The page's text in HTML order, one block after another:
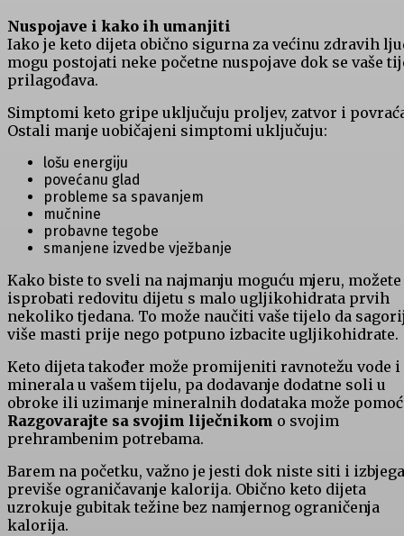
Nuspojave i kako ih umanjiti
Iako je keto dijeta obično sigurna za većinu zdravih
mogu postojati neke početne nuspojave dok se vaše
prilagođava.
Simptomi keto gripe uključuju proljev, zatvor i
Ostali manje uobičajeni simptomi uključuju:
lošu energiju
povećanu glad
probleme sa spavanjem
mučnine
probavne tegobe
smanjene izvedbe vježbanje
Kako biste to sveli na najmanju moguću mjeru, možete
isprobati redovitu dijetu s malo ugljikohidrata prvih
nekoliko tjedana. To može naučiti vaše tijelo da
više masti prije nego potpuno izbacite ugljikohidrate.
Keto dijeta također može promijeniti ravnotežu vode i
minerala u vašem tijelu, pa dodavanje dodatne soli u
obroke ili uzimanje mineralnih dodataka može
Razgovarajte sa svojim liječnikom o svojim
prehrambenim potrebama.
Barem na početku, važno je jesti dok niste siti i
previše ograničavanje kalorija. Obično keto dijeta
uzrokuje gubitak težine bez namjernog ograničenja
kalorija.